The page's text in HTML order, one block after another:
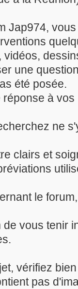
Jap974,
vidéos,
une
été posée.
à
ne
clairs et
le
vous tenir
vérifiez
pas